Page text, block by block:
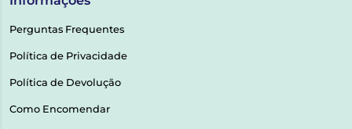
Perguntas Frequentes
Política de Privacidade
Política de Devolução
Como Encomendar